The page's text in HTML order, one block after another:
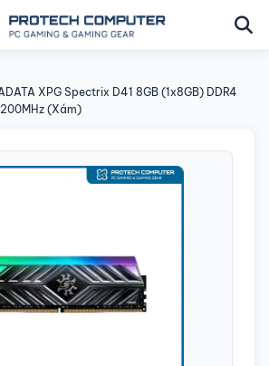
XPG Spectrix D41 8GB (1x8GB) DDR4
(Xám)